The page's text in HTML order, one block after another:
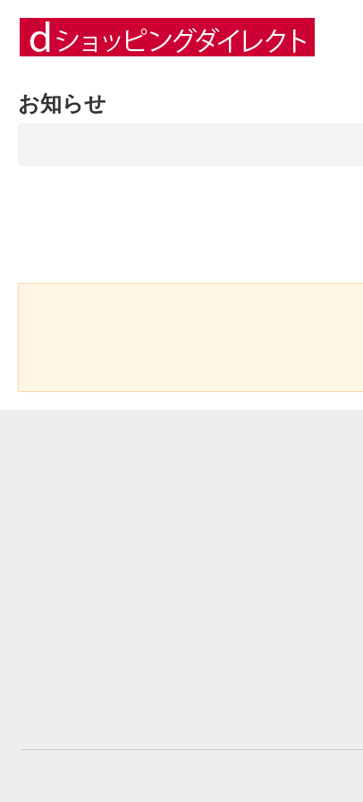
お知らせ